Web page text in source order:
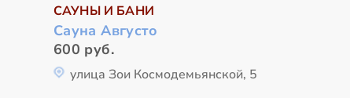
САУНЫ И БАНИ
Сауна Августо
600 руб.
улица Зои Космодемьянской, 5